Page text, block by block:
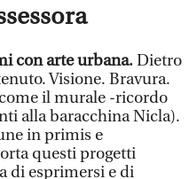
con arte urbana.Dietro
Visione. Bravura.
il murale -ricordo
alla baracchina Nicla).
in primis e
questi progetti
di esprimersi e di